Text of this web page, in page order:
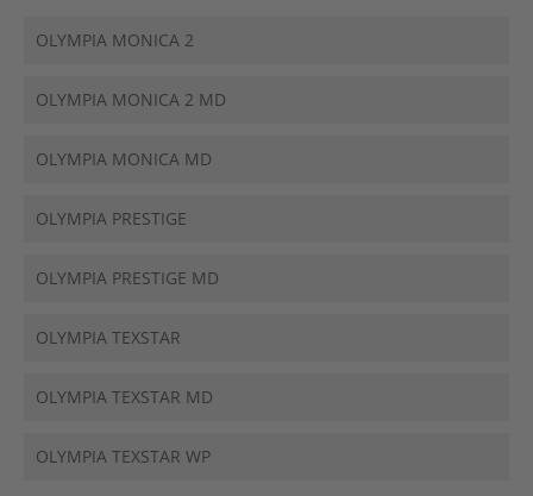
OLYMPIA MONICA 2
OLYMPIA MONICA 2 MD
OLYMPIA MONICA MD
OLYMPIA PRESTIGE
OLYMPIA PRESTIGE MD
OLYMPIA TEXSTAR
OLYMPIA TEXSTAR MD
OLYMPIA TEXSTAR WP